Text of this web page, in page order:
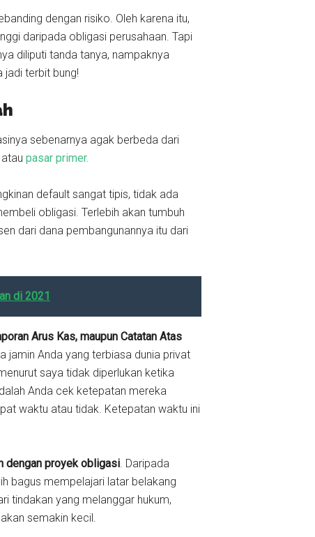
dengan risiko. Oleh karena itu,
daripada obligasi perusahaan. Tapi
diliputi tanda tanya, nampaknya
jadi terbit bung!
sebenarnya agak berbeda dari
pasar primer.
default sangat tipis, tidak ada
obligasi. Terlebih akan tumbuh
dari dana pembangunannya itu dari
di 2021
Arus Kas, maupun Catatan Atas
jamin Anda yang terbiasa dunia privat
saya tidak diperlukan ketika
Anda cek ketepatan mereka
waktu atau tidak. Ketepatan waktu ini
dengan proyek obligasi. Daripada
bagus mempelajari latar belakang
tindakan yang melanggar hukum,
semakin kecil.